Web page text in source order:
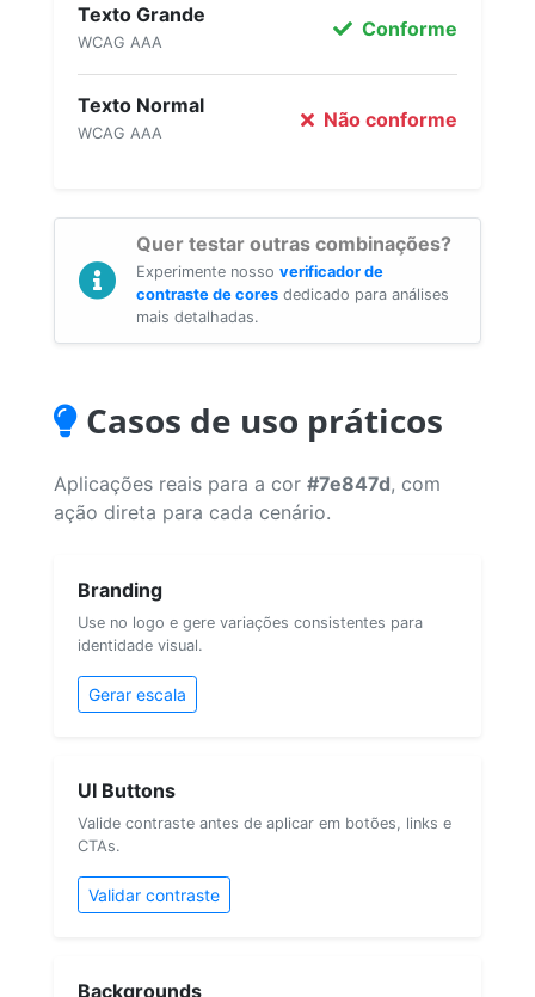
Texto Grande
WCAG AAA
Conforme
Texto Normal
WCAG AAA
Não conforme
Quer testar outras combinações?
Experimente nosso verificador de
contraste de cores dedicado para análises
mais detalhadas.
Casos de uso práticos
Aplicações reais para a cor #7e847d, com
ação direta para cada cenário.
Branding
Use no logo e gere variações consistentes para
identidade visual.
Gerar escala
UI Buttons
Valide contraste antes de aplicar em botões, links e
CTAs.
Validar contraste
Backgrounds